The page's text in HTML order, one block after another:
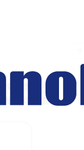
力無線モジ
との位置関